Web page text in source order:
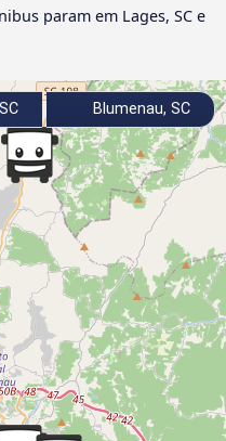
param em Lages, SC e
Blumenau, SC